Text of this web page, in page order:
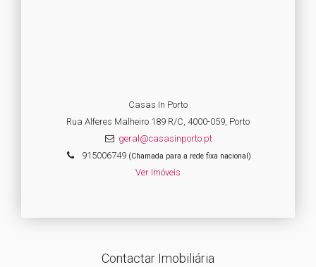
Casas In Porto
Rua Alferes Malheiro 189 R/C, 4000-059, Porto
geral@casasinporto.pt
915006749(Chamada para a rede fixa nacional)
Ver Imóveis
Contactar Imobiliária